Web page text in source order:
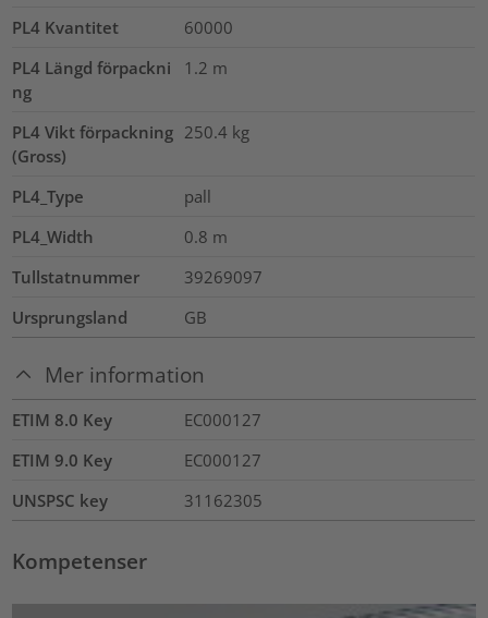
PL4 Kvantitet
60000
PL4 Längd förpackni
ng
1.2 m
PL4 Vikt förpackning
(Gross)
250.4 kg
PL4_Type
pall
PL4_Width
0.8 m
Tullstatnummer
39269097
Ursprungsland
GB
Mer information
ETIM 8.0 Key
EC000127
ETIM 9.0 Key
EC000127
UNSPSC key
31162305
Kompetenser